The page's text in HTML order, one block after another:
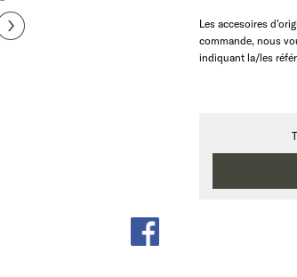
Les accesoires
commande, nous
indiquant la/les